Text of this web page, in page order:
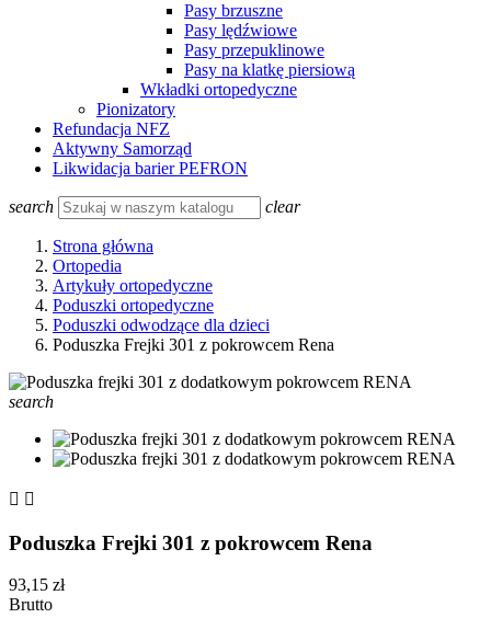
Pasy brzuszne
Pasy lędźwiowe
Pasy przepuklinowe
Pasy na klatkę piersiową
Wkładki ortopedyczne
Pionizatory
Refundacja NFZ
Aktywny Samorząd
Likwidacja barier PEFRON
search clear
Strona główna
Ortopedia
Artykuły ortopedyczne
Poduszki ortopedyczne
Poduszki odwodzące dla dzieci
Poduszka Frejki 301 z pokrowcem Rena
search
 
Poduszka Frejki 301 z pokrowcem Rena
93,15 zł
Brutto